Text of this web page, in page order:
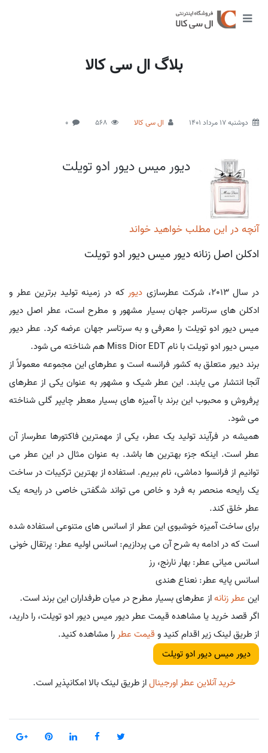
بلاگ ال سی کالا
دوشنبه 17 مرداد 1401 ال سی کالا 568
0
دیور میس دیور ادو تویلت
آنچه در این مطلب خواهید خواند
ادکلن اصل زنانه دیور میس دیور ادو تویلت
در سال 2013، شرکت عطرسازی دیور که در زمینه تولید برترین عطر و
ادکلن های سرتاسر جهان بسیار مشهور و مطرح است، عطر اصل دیور
میس دیور ادو تویلت را معرفی و به سرتاسر جهان عرضه کرد. عطر دیور
میس دیور ادو تویلت با نام Miss Dior EDT هم شناخته می شود.
برند دیور متعلق به کشور فرانسه است و عطرهای این مجموعه معمولاً از
آنجا انتشار می یابند. این عطر شیک و مشهور به عنوان یکی از عطرهای
پرفروش و محبوب این برند با آمیزه های بسیار معطر چایپر گلی شناخته
می شود.
همیشه در فرآیند تولید یک عطر، یکی از مهمترین فاکتورها عطرساز آن
عطر است. اینکه جزء بهترین ها باشد. به عنوان مثال در این عطر می
توانیم از فرانسوا دماشی، نام ببریم. استفاده از بهترین ترکیبات در ساخت
یک رایحه منحصر به فرد و خاص می تواند شگفتی خاصی در رایحه یک
عطر خلق کند.
برای ساخت آمیزه خوشبوی این عطر از اسانس های متنوعی استفاده شده
است که در ادامه به شرح آن می پردازیم: اسانس اولیه عطر: پرتقال خونی
اسانس میانی عطر: بهار نارنج، رز
اسانس پایه عطر: نعناع هندی
این عطر زنانهاز عطرهای بسیار مطرح در میان طرفداران این برند است.
اگر قصد خرید یا مشاهده قیمت عطر دیور میس دیور ادو تویلت، را دارید،
از طریق لینک زیر اقدام کنید و قیمت عطر را مشاهده کنید.
دیور میس دیور ادو تویلت
خرید آنلاین عطر اورجینالاز طریق لینک بالا امکانپذیر است.